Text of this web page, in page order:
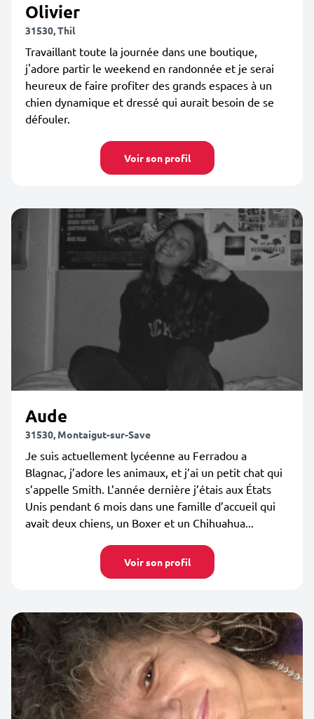
Olivier
31530, Thil
Travaillant toute la journée dans une boutique,
j'adore partir le weekend en randonnée et je serai
heureux de faire profiter des grands espaces à un
chien dynamique et dressé qui aurait besoin de se
défouler.
Voir son profil
Aude
31530, Montaigut-sur-Save
Je suis actuellement lycéenne au Ferradou a
Blagnac, j’adore les animaux, et j’ai un petit chat qui
s’appelle Smith. L’année dernière j’étais aux États
Unis pendant 6 mois dans une famille d’accueil qui
avait deux chiens, un Boxer et un Chihuahua...
Voir son profil